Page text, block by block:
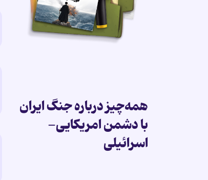
همه‌چیز درباره جنگ ایران
با دشمن امریکایی-
اسرائیلی